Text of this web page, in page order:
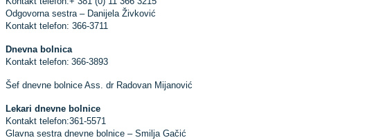
Odgovorna sestra – Danijela Živković
Kontakt telefon: 366-3711
Dnevna bolnica
Kontakt telefon: 366-3893
Šef dnevne bolnice Ass. dr Radovan Mijanović
Lekari dnevne bolnice
Kontakt telefon:361-5571
Glavna sestra dnevne bolnice – Smilјa Gačić